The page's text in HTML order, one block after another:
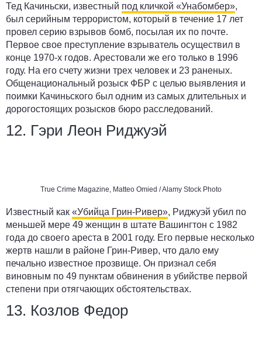
Тед Качиньски, известный под кличкой «Унабомбер»,
был серийным террористом, который в течение 17 лет
провел серию взрывов бомб, посылая их по почте.
Первое свое преступление взрыватель осуществил в
конце 1970-х годов. Арестовали же его только в 1996
году. На его счету жизни трех человек и 23 раненых.
Общенациональный розыск ФБР с целью выявления и
поимки Качиньского был одним из самых длительных и
дорогостоящих розысков бюро расследований.
12. Гэри Леон Риджуэй
True Crime Magazine, Matteo Omied / Alamy Stock Photo
Известный как «Убийца Грин-Ривер», Риджуэй убил по
меньшей мере 49 женщин в штате Вашингтон с 1982
года до своего ареста в 2001 году. Его первые несколько
жертв нашли в районе Грин-Ривер, что дало ему
печально известное прозвище. Он признал себя
виновным по 49 пунктам обвинения в убийстве первой
степени при отягчающих обстоятельствах.
13. Козлов Федор